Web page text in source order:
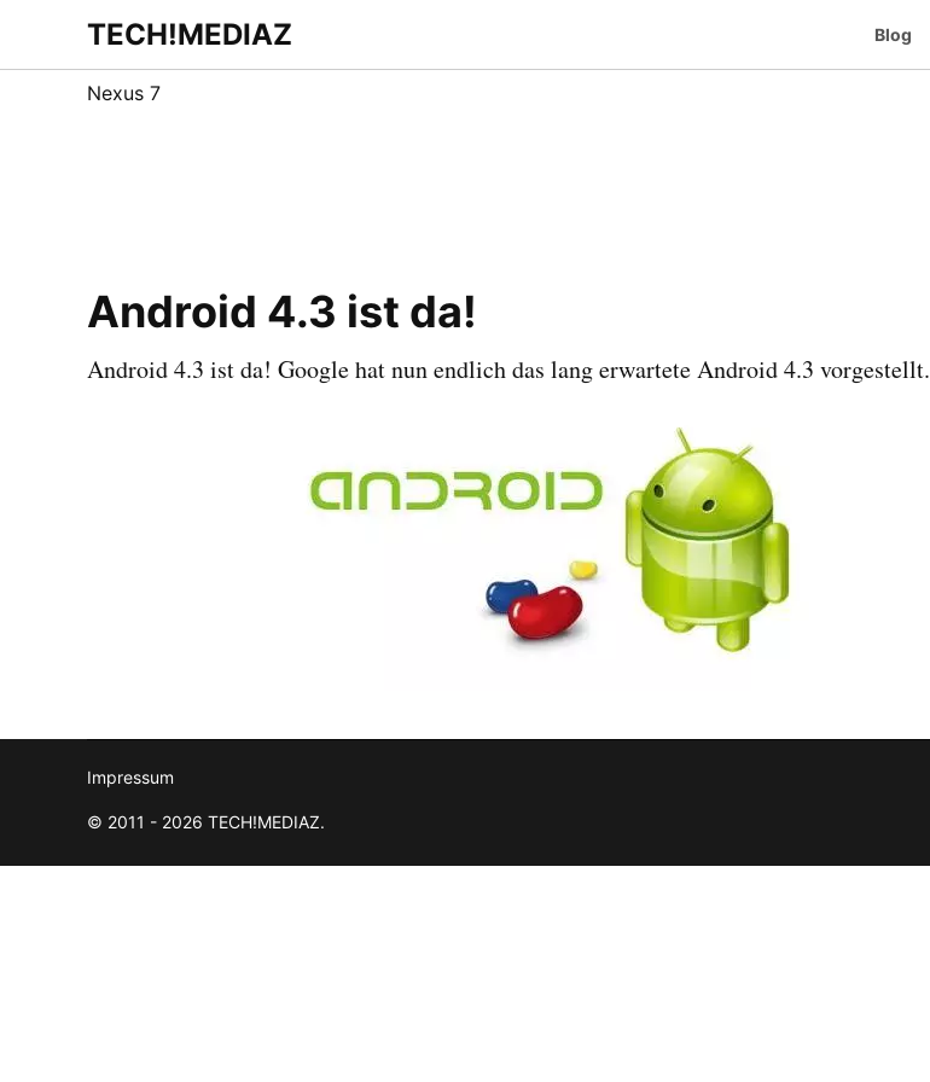
TECH!MEDIAZ
Dein Internet &
Technologie
Blog
Blog
Nexus 7
Android 4.3 ist da!
Android 4.3 ist da! Google hat nun endlich das lang erwartete Android 4.3 vorgestellt.
Impressum
© 2011 - 2026 TECH!MEDIAZ.